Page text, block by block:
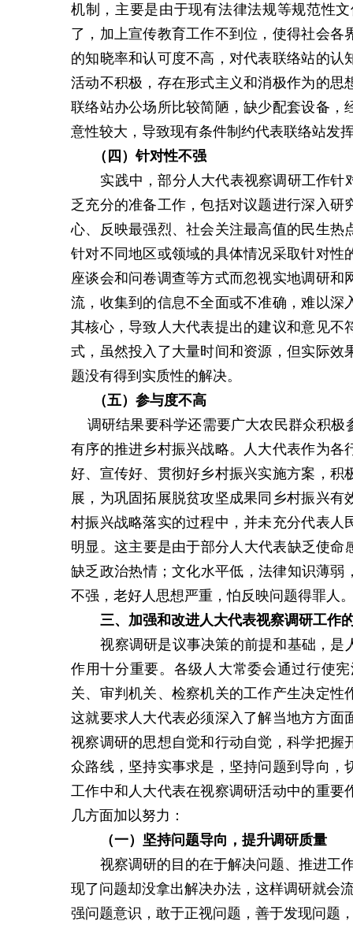
机制，主要是由于现有法律法规等规范性
了，加上宣传教育工作不到位，使得社会
的知晓率和认可度不高，对代表联络站的
活动不积极，存在形式主义和消极作为的
联络站办公场所比较简陋，缺少配套设备
意性较大，导致现有条件制约代表联络站发
（四）针对性不强
实践中，部分人大代表视察调研工作
乏充分的准备工作，包括对议题进行深入
心、反映最强烈、社会关注最高值的民生
针对不同地区或领域的具体情况采取针对
座谈会和问卷调查等方式而忽视实地调研
流，收集到的信息不全面或不准确，难以
其核心，导致人大代表提出的建议和意见
式，虽然投入了大量时间和资源，但实际
题没有得到实质性的解决。
（五）参与度不高
调研结果要科学还需要广大农民群众积
有序的推进乡村振兴战略。人大代表作为
好、宣传好、贯彻好乡村振兴实施方案，
展，为巩固拓展脱贫攻坚成果同乡村振兴
村振兴战略落实的过程中，并未充分代表
明显。这主要是由于部分人大代表缺乏使
缺乏政治热情；文化水平低，法律知识薄弱
不强，老好人思想严重，怕反映问题得罪人
三、 加强和改进人大代表视察调研工作
视察调研是议事决策的前提和基础，
作用十分重要。各级人大常委会通过行使
关、审判机关、检察机关的工作产生决定
这就要求人大代表必须深入了解当地方方
视察调研的思想自觉和行动自觉，科学把
众路线，坚持实事求是，坚持问题到导向
工作中和人大代表在视察调研活动中的重
几方面加以努力：
（一） 坚持问题导向 ，提升调研质量
视察调研的目的在于解决问题、推进工
现了问题却没拿出解决办法，这样调研就会
强问题意识，敢于正视问题，善于发现问题